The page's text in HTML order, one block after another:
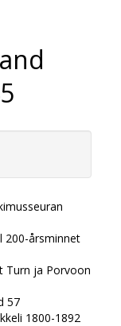
200-årsminnet
Turn ja Porvoon
57
1800-1892